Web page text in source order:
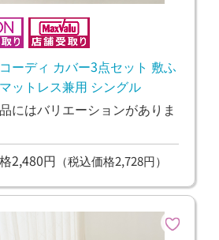
ーディ カバー3点セット 敷ふ
ットレス兼用 シングル
にはバリエーションがありま
2,480円 （税込価格2,728円）